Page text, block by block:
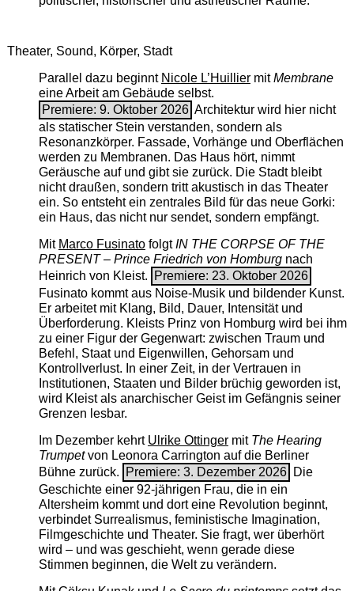
Theater, Sound, Körper, Stadt
Parallel dazu beginnt Nicole L’Huilliermit ­Membrane
eine Arbeit am Gebäude selbst.
Premiere: 9. Oktober 2026 Architektur wird hier nicht
als statischer Stein verstanden, sondern als
Resonanzkörper. Fassade, Vorhänge und Oberflächen
werden zu Membranen. Das Haus hört, nimmt
Geräusche auf und gibt sie zurück. Die Stadt bleibt
nicht draußen, sondern tritt akustisch in das Theater
ein. So entsteht ein zentrales Bild für das neue Gorki:
ein Haus, das nicht nur sendet, sondern empfängt.
Mit Marco FusinatofolgtIN THE CORPSE OF THE
PRESENT – Prince Friedrich von Homburgnach
Heinrich von Kleist.
Premiere: 23. Oktober 2026
Fusinato kommt aus Noise-Musik und bildender Kunst.
Er arbeitet mit Klang, Bild, Dauer, Intensität und
Überforderung. Kleists Prinz von Homburg wird bei ihm
zu einer Figur der Gegenwart: zwischen Traum und
Befehl, Staat und Eigenwillen, Gehorsam und
Kontrollverlust. In einer Zeit, in der Vertrauen in
Institutionen, Staaten und Bilder brüchig geworden ist,
wird Kleist als anarchischer Geist im Gefängnis seiner
Grenzen lesbar.
Im Dezember kehrt Ulrike Ottingermit The ­Hearing
Trumpetvon Leonora Carrington auf die Berliner
Bühne zurück.
Premiere: 3. Dezember 2026 Die
Geschichte einer 92-jährigen Frau, die in ein
Altersheim kommt und dort eine Revolution beginnt,
verbindet Surrealismus, feministische Imagination,
Filmgeschichte und Theater. Sie fragt, wer überhört
wird – und was geschieht, wenn gerade diese
Stimmen beginnen, die Welt zu verändern.